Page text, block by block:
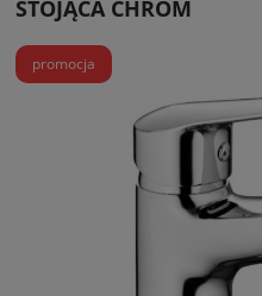
STOJĄCA CHROM
promocja